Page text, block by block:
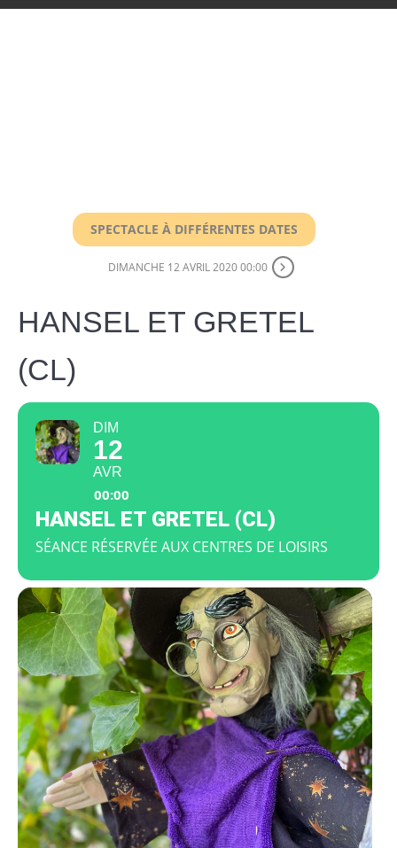
SPECTACLE À DIFFÉRENTES DATES
DIMANCHE 12 AVRIL 2020 00:00
HANSEL ET GRETEL
(CL)
DIM
12
AVR
00:00
HANSEL ET GRETEL (CL)
SÉANCE RÉSERVÉE AUX CENTRES DE LOISIRS